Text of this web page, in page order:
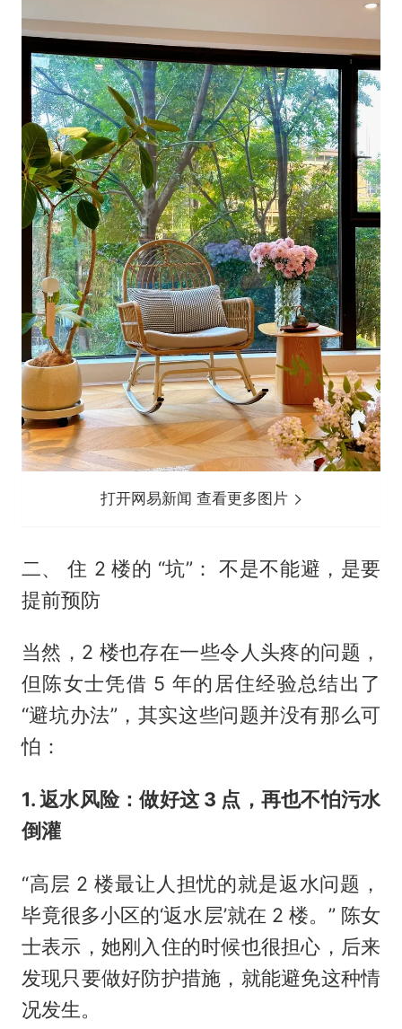
打开网易新闻 查看更多图片
二、 住 2 楼的 “坑”： 不是不能避，是要
提前预防
当然，2 楼也存在一些令人头疼的问题，
但陈女士凭借 5 年的居住经验总结出了
“避坑办法”，其实这些问题并没有那么可
怕：
1. 返水风险：做好这 3 点，再也不怕污水
倒灌
“高层 2 楼最让人担忧的就是返水问题，
毕竟很多小区的‘返水层’就在 2 楼。” 陈女
士表示，她刚入住的时候也很担心，后来
发现只要做好防护措施，就能避免这种情
况发生。